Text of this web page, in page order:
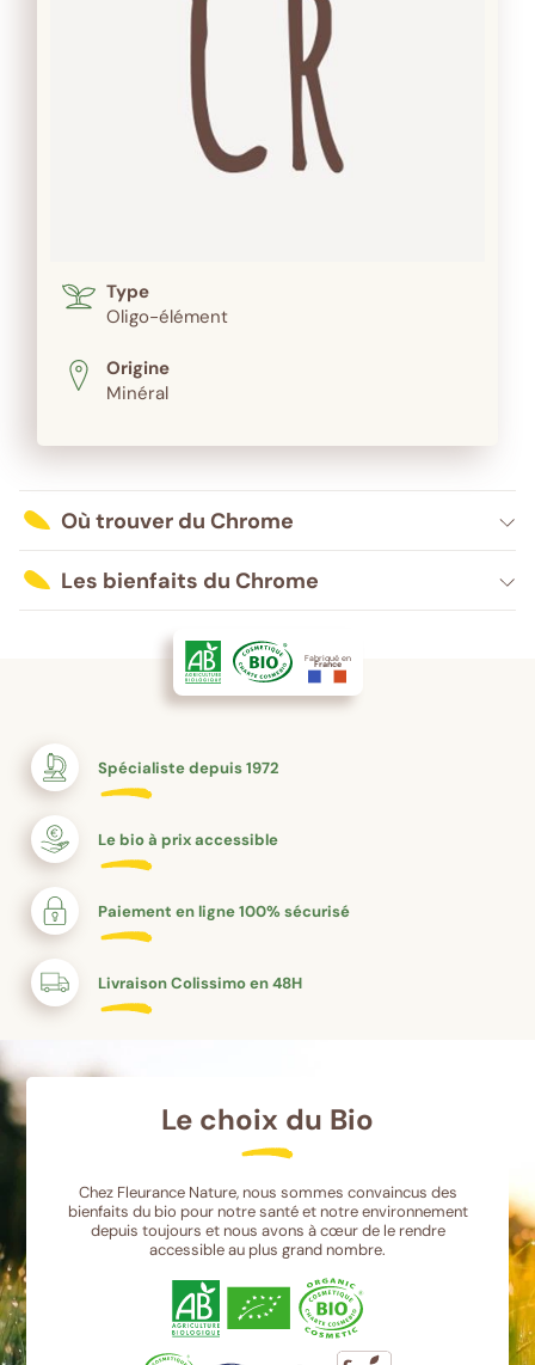
Type
Oligo-élément
Origine
Minéral
Où trouver du Chrome
Les bienfaits du Chrome
Fabriqué en
France
Spécialiste depuis 1972
Le bio à prix accessible
Paiement en ligne 100% sécurisé
Livraison Colissimo en 48H
Le choix du Bio
Chez Fleurance Nature, nous sommes convaincus des
bienfaits du bio pour notre santé et notre environnement
depuis toujours et nous avons à cœur de le rendre
accessible au plus grand nombre.